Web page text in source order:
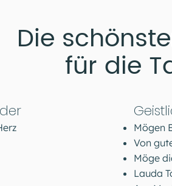
Die
für die
Mögen
Von
Möge
Lauda